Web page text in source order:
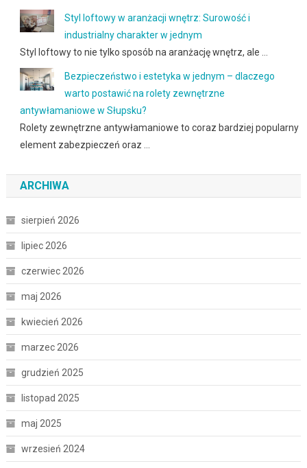
Styl loftowy w aranżacji wnętrz: Surowość i
industrialny charakter w jednym
Styl loftowy to nie tylko sposób na aranżację wnętrz, ale …
Bezpieczeństwo i estetyka w jednym – dlaczego
warto postawić na rolety zewnętrzne
antywłamaniowe w Słupsku?
Rolety zewnętrzne antywłamaniowe to coraz bardziej popularny
element zabezpieczeń oraz …
ARCHIWA
sierpień 2026
lipiec 2026
czerwiec 2026
maj 2026
kwiecień 2026
marzec 2026
grudzień 2025
listopad 2025
maj 2025
wrzesień 2024